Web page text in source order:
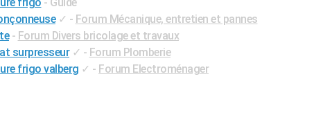
✓ - Forum Mécanique, entretien et pannes
- Forum Divers bricolage et travaux
surpresseur ✓ - Forum Plomberie
frigo valberg ✓ - Forum Electroménager